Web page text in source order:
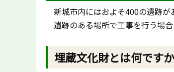
新城市内にはおよそ400の遺跡が
遺跡のある場所で工事を行う場
埋蔵文化財とは何です